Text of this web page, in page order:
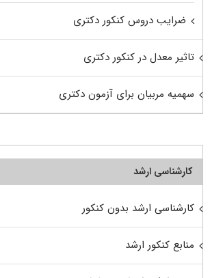
ضرایب دروس کنکور دکتری
تاثیر معدل در کنکور دکتری
سهمیه مربیان برای آزمون دکتری
کارشناسی ارشد
کارشناسی ارشد بدون کنکور
منابع کنکور ارشد